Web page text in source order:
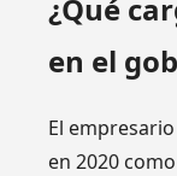
¿Qué
en el
El
en 2020